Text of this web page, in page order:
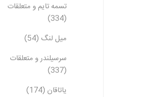
تسمه تایم و متعلقات
(334)
میل لنگ (54)
سرسیلندر و متعلقات
(337)
یاتاقان (174)